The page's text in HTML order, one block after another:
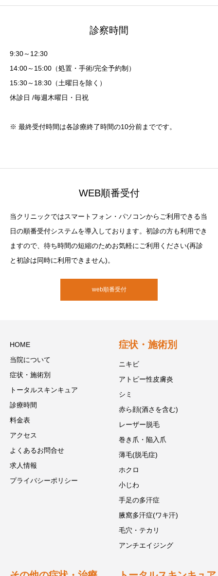
診察時間
9:30～12:30
14:00～15:00（処置・手術/完全予約制）
15:30～18:30（土曜日を除く）
休診日 /毎週木曜日・日祝
※ 最終受付時間は各診療終了時間の10分前までです。
WEB順番受付
当クリニックではスマートフォン・パソコンからご利用できる当
日の順番受付システムを導入しております。初診の方も利用でき
ますので、待ち時間の短縮のためお気軽にご利用ください(再診
と初診は同時に利用できません)。
web順番受付
HOME
当院について
症状・施術別
トータルスキンキュア
診療時間
料金表
アクセス
よくあるお問合せ
求人情報
プライバシーポリシー
症状・施術別
ニキビ
アトピー性皮膚炎
シミ
赤ら顔(酒さを含む)
レーザー脱毛
巻き爪・陥入爪
薄毛(脱毛症)
ホクロ
小じわ
手足の多汗症
腋窩多汗症(ワキ汗)
毛穴・テカリ
アンチエイジング